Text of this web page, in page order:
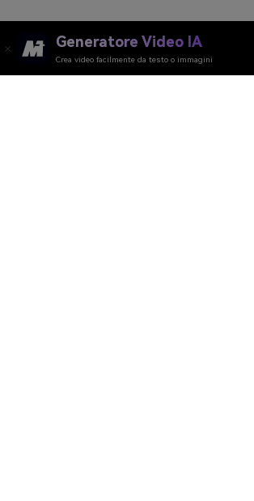
Generatore Video IA
Crea video facilmente da testo o immagini